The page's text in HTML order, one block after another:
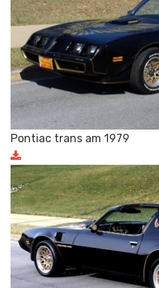
Pontiac trans am 1979